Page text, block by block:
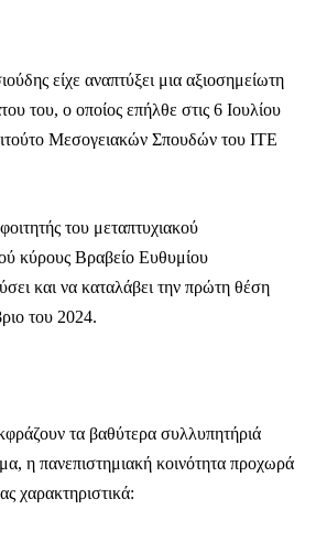
Ποιοι είμαστε
Στείλτε το άρθρο σας | Κάντε μια δωρεά
είχε αναπτύξει μια αξιοσημείωτη
του, ο οποίος επήλθε στις 6 Ιουλίου
Μεσογειακών Σπουδών του ΙΤΕ
του μεταπτυχιακού
κύρους Βραβείο Ευθυμίου
και να καταλάβει την πρώτη θέση
του 2024.
τα βαθύτερα συλλυπητήριά
η πανεπιστημιακή κοινότητα προχωρά
χαρακτηριστικά: